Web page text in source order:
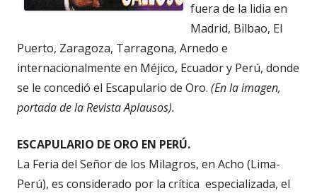
fuera de la lidia en
Madrid, Bilbao, El
Puerto, Zaragoza, Tarragona, Arnedo e
internacionalmente en Méjico, Ecuador y Perú, donde
se le concedió el Escapulario de Oro. (En la imagen,
portada de la Revista Aplausos).
ESCAPULARIO DE ORO EN PERÚ.
La Feria del Señor de los Milagros, en Acho (Lima-
Perú), es considerado por la crítica especializada, el